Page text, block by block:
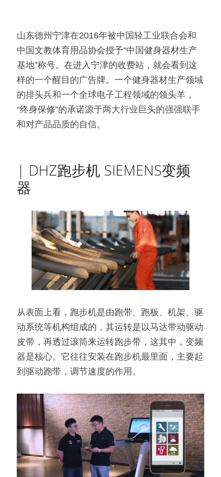
山东德州宁津在2016年被中国轻工业联合会和
中国文教体育用品协会授予“中国健身器材生产
基地”称号。在进入宁津的收费站，就会看到这
样的一个醒目的广告牌。一个健身器材生产领域
的排头兵和一个全球电子工程领域的领头羊，
“终身保修”的承诺源于两大行业巨头的强强联手
和对产品品质的自信。
| DHZ跑步机 SIEMENS变频
器
从表面上看，跑步机是由跑带、跑板、机架、驱
动系统等机构组成的，其运转是以马达带动驱动
皮带，再透过滚筒来运转跑步带，这其中，变频
器是核心。它往往安装在跑步机最里面，主要起
到驱动跑带，调节速度的作用。